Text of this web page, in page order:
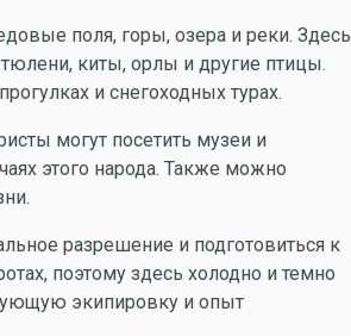
поля, горы, озера и реки. Здесь
киты, орлы и другие птицы.
и снегоходных турах.
могут посетить музеи и
этого народа. Также можно
разрешение и подготовиться к
поэтому здесь холодно и темно
экипировку и опыт